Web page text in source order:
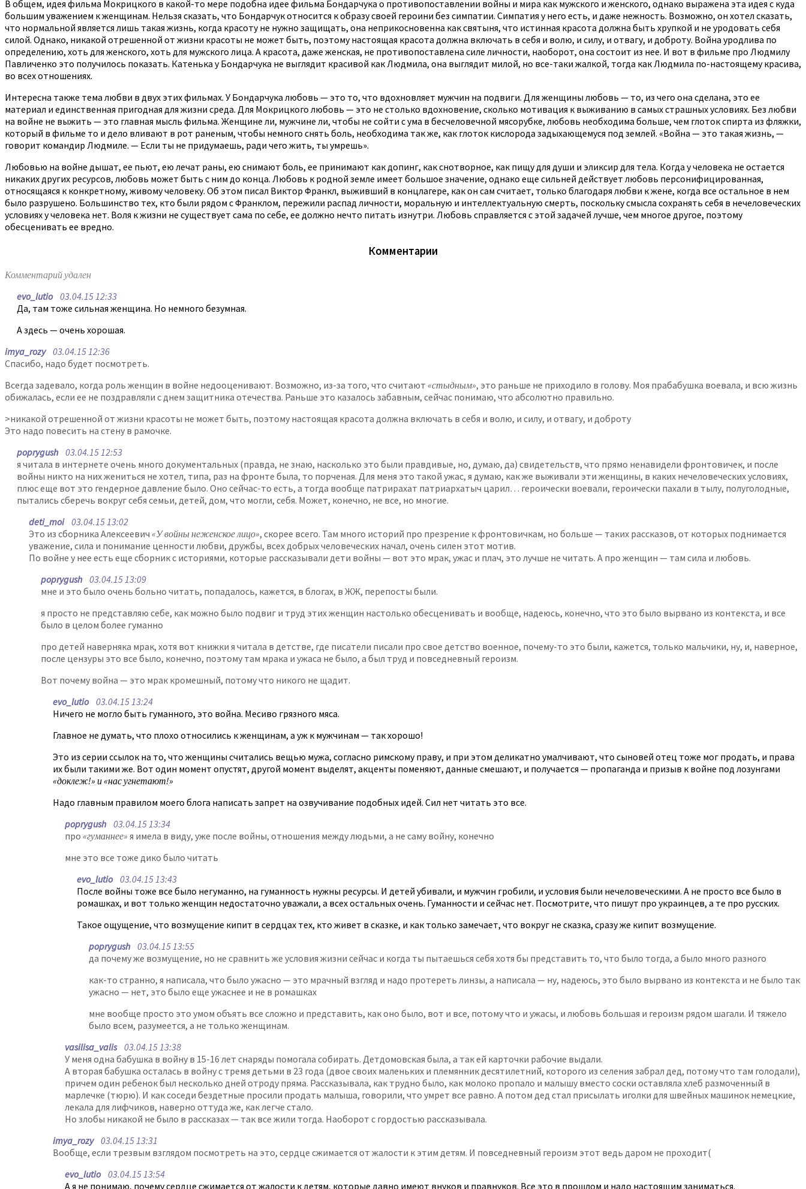
В общем, идея фильма Мокрицкого в какой-то мере подобна идее фильма Бондарчука о противопоставлении войны и мира как мужского и женского, однако выражена эта идея с куда
большим уважением к женщинам. Нельзя сказать, что Бондарчук относится к образу своей героини без симпатии. Симпатия у него есть, и даже нежность. Возможно, он хотел сказать,
что нормальной является лишь такая жизнь, когда красоту не нужно защищать, она неприкосновенна как святыня, что истинная красота должна быть хрупкой и не уродовать себя
силой. Однако, никакой отрешенной от жизни красоты не может быть, поэтому настоящая красота должна включать в себя и волю, и силу, и отвагу, и доброту. Война уродлива по
определению, хоть для женского, хоть для мужского лица. А красота, даже женская, не противопоставлена силе личности, наоборот, она состоит из нее. И вот в фильме про Людмилу
Павличенко это получилось показать. Катенька у Бондарчука не выглядит красивой как Людмила, она выглядит милой, но все-таки жалкой, тогда как Людмила по-настоящему красива,
во всех отношениях.
Интересна также тема любви в двух этих фильмах. У Бондарчука любовь — это то, что вдохновляет мужчин на подвиги. Для женщины любовь — то, из чего она сделана, это ее
материал и единственная пригодная для жизни среда. Для Мокрицкого любовь — это не столько вдохновение, сколько мотивация к выживанию в самых страшных условиях. Без любви
на войне не выжить — это главная мысль фильма. Женщине ли, мужчине ли, чтобы не сойти с ума в бесчеловечной мясорубке, любовь необходима больше, чем глоток спирта из фляжки,
который в фильме то и дело вливают в рот раненым, чтобы немного снять боль, необходима так же, как глоток кислорода задыхающемуся под землей. «Война — это такая жизнь, —
говорит командир Людмиле. — Если ты не придумаешь, ради чего жить, ты умрешь».
Любовью на войне дышат, ее пьют, ею лечат раны, ею снимают боль, ее принимают как допинг, как снотворное, как пищу для души и эликсир для тела. Когда у человека не остается
никаких других ресурсов, любовь может быть с ним до конца. Любовь к родной земле имеет большое значение, однако еще сильней действует любовь персонифицированная,
относящаяся к конкретному, живому человеку. Об этом писал Виктор Франкл, выживший в концлагере, как он сам считает, только благодаря любви к жене, когда все остальное в нем
было разрушено. Большинство тех, кто были рядом с Франклом, пережили распад личности, моральную и интеллектуальную смерть, поскольку смысла сохранять себя в нечеловеческих
условиях у человека нет. Воля к жизни не существует сама по себе, ее должно нечто питать изнутри. Любовь справляется с этой задачей лучше, чем многое другое, поэтому
обесценивать ее вредно.
Комментарии
Комментарий удален
evo_lutio03.04.15 12:33
Да, там тоже сильная женщина. Но немного безумная.
А здесь — очень хорошая.
imya_rozy03.04.15 12:36
Спасибо, надо будет посмотреть.
Всегда задевало, когда роль женщин в войне недооценивают. Возможно, из-за того, что считают «стыдным», это раньше не приходило в голову. Моя прабабушка воевала, и всю жизнь
обижалась, если ее не поздравляли с днем защитника отечества. Раньше это казалось забавным, сейчас понимаю, что абсолютно правильно.
>никакой отрешенной от жизни красоты не может быть, поэтому настоящая красота должна включать в себя и волю, и силу, и отвагу, и доброту
Это надо повесить на стену в рамочке.
poprygush03.04.15 12:53
я читала в интернете очень много документальных (правда, не знаю, насколько это были правдивые, но, думаю, да) свидетельств, что прямо ненавидели фронтовичек, и после
войны никто на них жениться не хотел, типа, раз на фронте была, то порченая. Для меня это такой ужас, я думаю, как же выживали эти женщины, в каких нечеловеческих условиях,
плюс еще вот это гендерное давление было. Оно сейчас-то есть, а тогда вообще патрирахат патриархатыч царил… героически воевали, героически пахали в тылу, полуголодные,
пытались сберечь вокруг себя семьи, детей, дом, что могли, себя. Может, конечно, не все, но многие.
deti_moi03.04.15 13:02
Это из сборника Алексеевич «У войны неженское лицо», скорее всего. Там много историй про презрение к фронтовичкам, но больше — таких рассказов, от которых поднимается
уважение, сила и понимание ценности любви, дружбы, всех добрых человеческих начал, очень силен этот мотив.
По войне у нее есть еще сборник с историями, которые рассказывали дети войны — вот это мрак, ужас и плач, это лучше не читать. А про женщин — там сила и любовь.
poprygush03.04.15 13:09
мне и это было очень больно читать, попадалось, кажется, в блогах, в ЖЖ, перепосты были.
я просто не представляю себе, как можно было подвиг и труд этих женщин настолько обесценивать и вообще, надеюсь, конечно, что это было вырвано из контекста, и все
было в целом более гуманно
про детей наверняка мрак, хотя вот книжки я читала в детстве, где писатели писали про свое детство военное, почему-то это были, кажется, только мальчики, ну, и, наверное,
после цензуры это все было, конечно, поэтому там мрака и ужаса не было, а был труд и повседневный героизм.
Вот почему война — это мрак кромешный, потому что никого не щадит.
evo_lutio03.04.15 13:24
Ничего не могло быть гуманного, это война. Месиво грязного мяса.
Главное не думать, что плохо относились к женщинам, а уж к мужчинам — так хорошо!
Это из серии ссылок на то, что женщины считались вещью мужа, согласно римскому праву, и при этом деликатно умалчивают, что сыновей отец тоже мог продать, и права
их были такими же. Вот один момент опустят, другой момент выделят, акценты поменяют, данные смешают, и получается — пропаганда и призыв к войне под лозунгами
«доклеж!» и «нас угнетают!»
Надо главным правилом моего блога написать запрет на озвучивание подобных идей. Сил нет читать это все.
poprygush03.04.15 13:34
про «гуманнее» я имела в виду, уже после войны, отношения между людьми, а не саму войну, конечно
мне это все тоже дико было читать
evo_lutio03.04.15 13:43
После войны тоже все было негуманно, на гуманность нужны ресурсы. И детей убивали, и мужчин гробили, и условия были нечеловеческими. А не просто все было в
ромашках, и вот только женщин недостаточно уважали, а всех остальных очень. Гуманности и сейчас нет. Посмотрите, что пишут про украинцев, а те про русских.
Такое ощущение, что возмущение кипит в сердцах тех, кто живет в сказке, и как только замечает, что вокруг не сказка, сразу же кипит возмущение.
poprygush03.04.15 13:55
да почему же возмущение, но не сравнить же условия жизни сейчас и когда ты пытаешься себя хотя бы представить то, что было тогда, а было много разного
как-то странно, я написала, что было ужасно — это мрачный взгляд и надо протереть линзы, а написала — ну, надеюсь, это было вырвано из контекста и не было так
ужасно — нет, это было еще ужаснее и не в ромашках
мне вообще просто это умом объять все сложно и представить, как оно было, вот и все, потому что и ужасы, и любовь большая и героизм рядом шагали. И тяжело
было всем, разумеется, а не только женщинам.
vasilisa_valis03.04.15 13:38
У меня одна бабушка в войну в 15-16 лет снаряды помогала собирать. Детдомовская была, а так ей карточки рабочие выдали.
А вторая бабушка осталась в войну с тремя детьми в 23 года (двое своих маленьких и племянник десятилетний, которого из селения забрал дед, потому что там голодали),
причем один ребенок был несколько дней отроду пряма. Рассказывала, как трудно было, как молоко пропало и малышу вместо соски оставляла хлеб размоченный в
марлечке (тюрю). И как соседи бездетные просили продать малыша, говорили, что умрет все равно. А потом дед стал присылать иголки для швейных машинок немецкие,
лекала для лифчиков, наверно оттуда же, как легче стало.
Но злобы никакой не было в рассказах — так все жили тогда. Наоборот с гордостью рассказывала.
imya_rozy03.04.15 13:31
Вообще, если трезвым взглядом посмотреть на это, сердце сжимается от жалости к этим детям. И повседневный героизм этот ведь даром не проходит(
evo_lutio03.04.15 13:54
А я не понимаю, почему сердце сжимается от жалости к детям, которые давно имеют внуков и правнуков. Все это в прошлом и надо настоящим заниматься.